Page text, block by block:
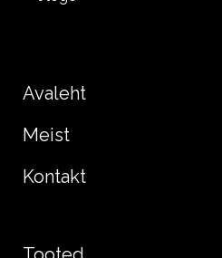
Avaleht
Meist
Kontakt